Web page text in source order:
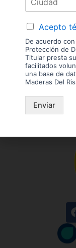
Acepto
De acuerdo
Protección de
Titular presta
facilitados
una base de
Maderas Del
Enviar